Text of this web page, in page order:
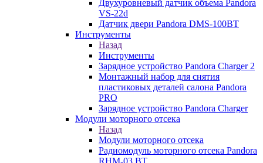
Двухуровневый датчик объема Pandora
VS-22d
Датчик двери Pandora DMS-100BT
Инструменты
Назад
Инструменты
Зарядное устройство Pandora Charger 2
Монтажный набор для снятия
пластиковых деталей салона Pandora
PRO
Зарядное устройство Pandora Charger
Модули моторного отсека
Назад
Модули моторного отсека
Радиомодуль моторного отсека Pandora
RHM-03 BT